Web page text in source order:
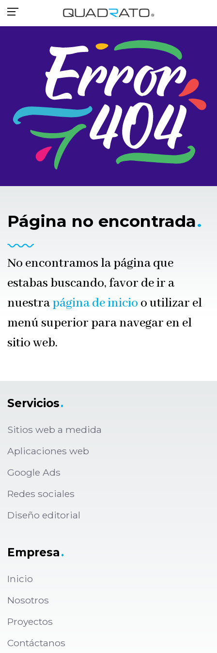
Página no encontrada.
No encontramos la página que
estabas buscando, favor de ir a
nuestrapágina de inicio o utilizar el
menú superior para navegar en el
sitio web.
Servicios.
Sitios web a medida
Aplicaciones web
Google Ads
Redes sociales
Diseño editorial
Empresa.
Inicio
Nosotros
Proyectos
Contáctanos